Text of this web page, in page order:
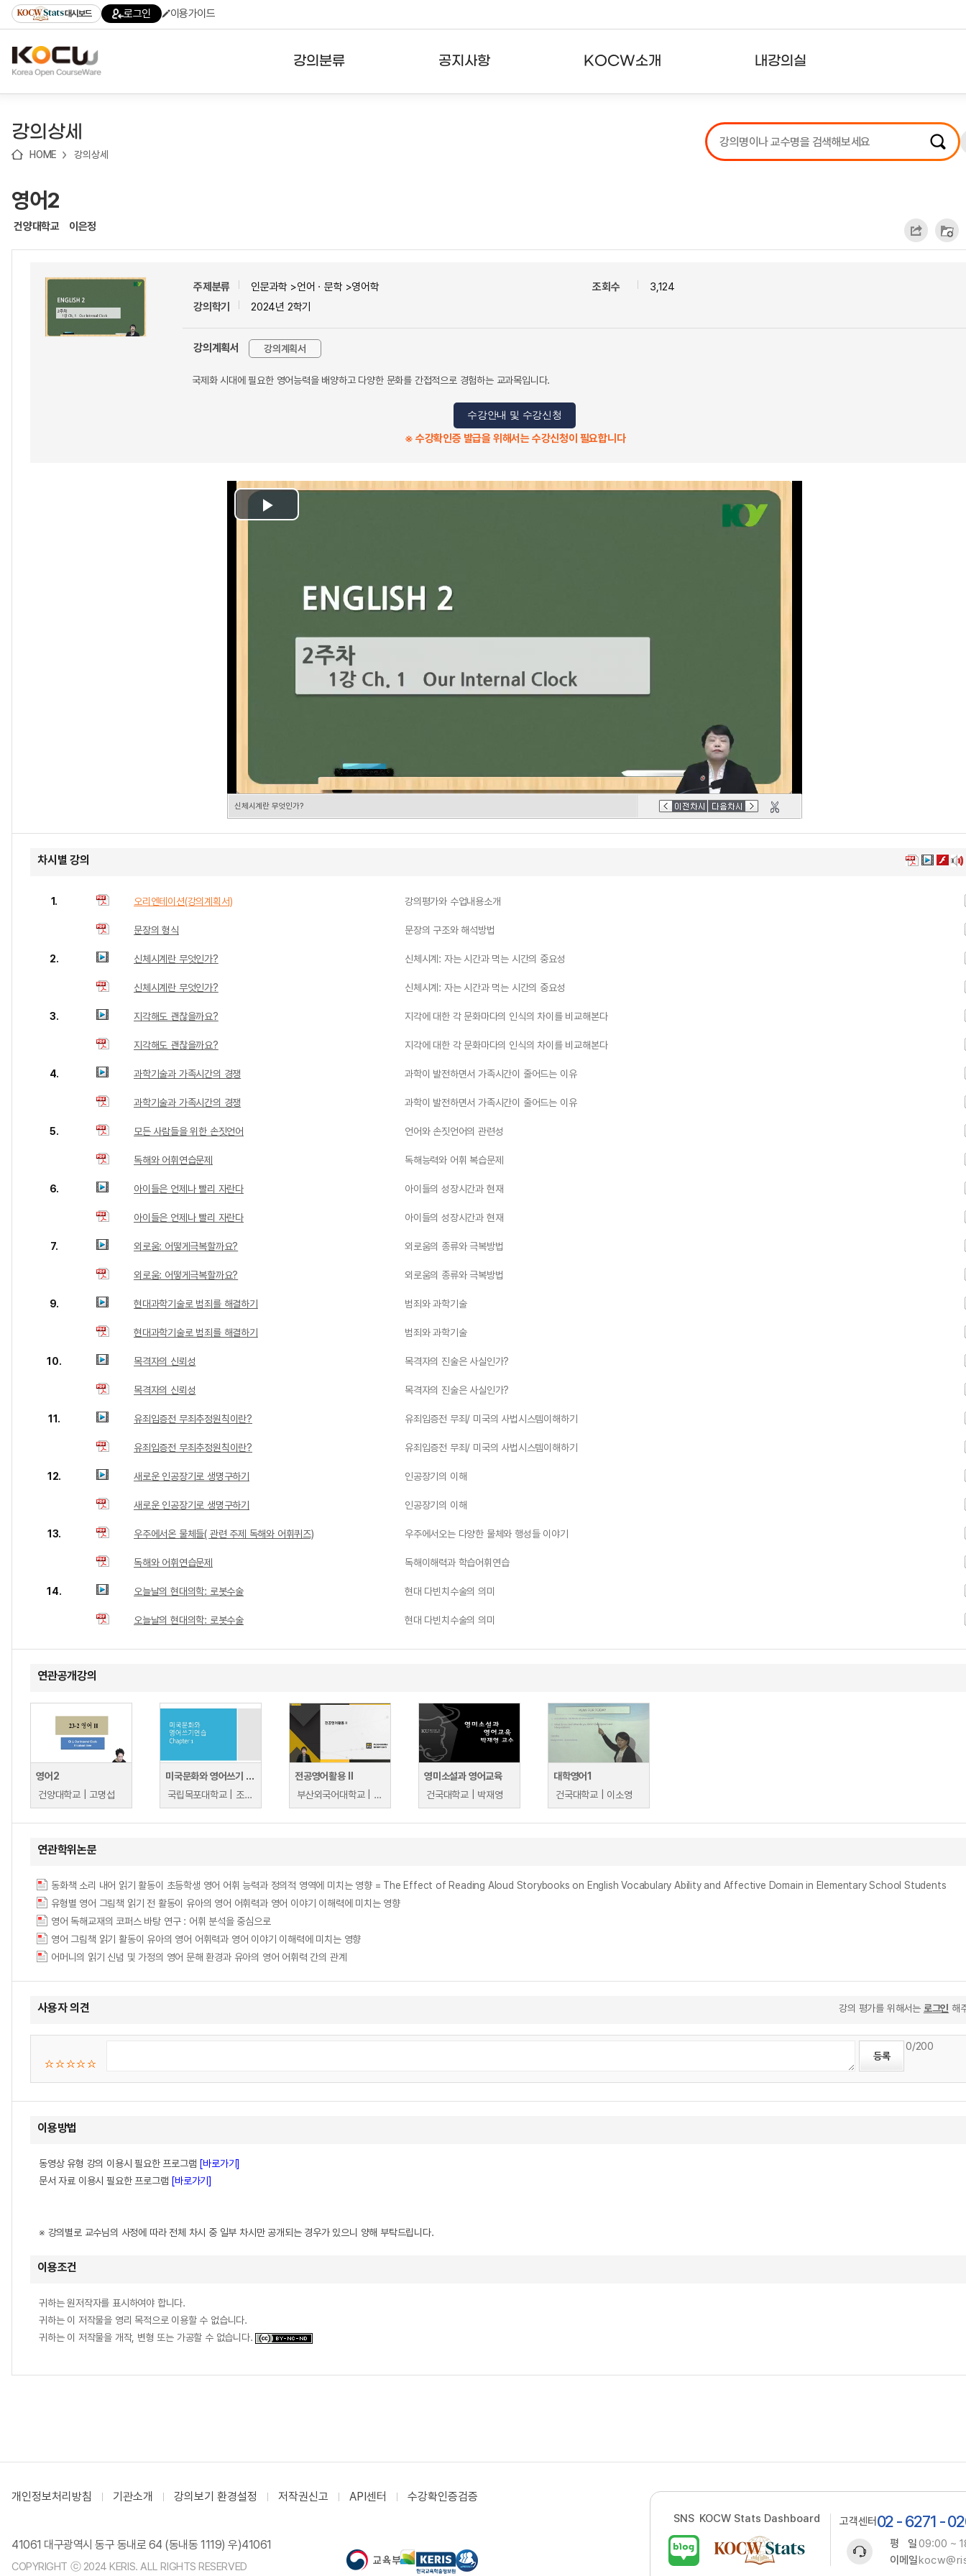
기
기
기
content)
가
대시보드 로그인 이용가이드
강의분류 공지사항 KOCW소개 내강의실
강의리스트
수강확인증강의
강의상세
HOME 강의상세
영어2
건양대학교 이은정
주제분류
인문과학 >언어ㆍ문학 >영어학
강의학기
2024년 2학기
조회수 3,124
강의계획서 강의계획서
국제화 시대에 필요한 영어능력을 배양하고 다양한 문화를 간접적으로 경험하는 교과목입니다.
수강안내 및 수강신청
※ 수강확인증 발급을 위해서는 수강신청이 필요합니다
Play
신체시계란 무엇인가?
차시별 강의
1. 오리엔테이션(강의계획서) 강의평가와 수업내용소개
문장의 형식 문장의 구조와 해석방법
2. 신체시계란 무엇인가? 신체시계: 자는 시간과 먹는 시간의 중요성
신체시계란 무엇인가? 신체시계: 자는 시간과 먹는 시간의 중요성
3. 지각해도 괜찮을까요? 지각에 대한 각 문화마다의 인식의 차이를 비교해본다
지각해도 괜찮을까요? 지각에 대한 각 문화마다의 인식의 차이를 비교해본다
4. 과학기술과 가족시간의 경쟁 과학이 발전하면서 가족시간이 줄어드는 이유
과학기술과 가족시간의 경쟁 과학이 발전하면서 가족시간이 줄어드는 이유
5. 모든 사람들을 위한 손짓언어 언어와 손짓언어의 관련성
독해와 어휘연습문제 독해능력와 어휘 복습문제
6. 아이들은 언제나 빨리 자란다 아이들의 성장시간과 현재
아이들은 언제나 빨리 자란다 아이들의 성장시간과 현재
7. 외로움: 어떻게극복할까요? 외로움의 종류와 극복방법
외로움: 어떻게극복할까요? 외로움의 종류와 극복방법
9. 현대과학기술로 범죄를 해결하기 범죄와 과학기술
현대과학기술로 범죄를 해결하기 범죄와 과학기술
10. 목격자의 신뢰성 목격자의 진술은 사실인가?
목격자의 신뢰성 목격자의 진술은 사실인가?
11. 유죄입증전 무죄추정원칙이란? 유죄입증전 무죄/ 미국의 사법시스템이해하기
유죄입증전 무죄추정원칙이란? 유죄입증전 무죄/ 미국의 사법시스템이해하기
12. 새로운 인공장기로 생명구하기 인공장기의 이해
새로운 인공장기로 생명구하기 인공장기의 이해
13. 우주에서온 물체들( 관련 주제 독해와 어휘퀴즈) 우주에서오는 다양한 물체와 행성들 이야기
독해와 어휘연습문제 독해이해력과 학습어휘연습
14. 오늘날의 현대의학: 로봇수술 현대 다빈치수술의 의미
오늘날의 현대의학: 로봇수술 현대 다빈치수술의 의미
연관공개강의
영어2
건양대학교 | 고명섭
미국문화와 영어쓰기 연습
국립목포대학교 | 조윤경
전공영어활용 Ⅱ
부산외국어대학교 | 송효원
영미소설과 영어교육
건국대학교 | 박재영
대학영어1
건국대학교 | 이소영
연관학위논문
동화책 소리 내어 읽기 활동이 초등학생 영어 어휘 능력과 정의적 영역에 미치는 영향 = The Effect of Reading Aloud Storybooks on English Vocabulary Ability and Affective Domain in Elementary School Students
유형별 영어 그림책 읽기 전 활동이 유아의 영어 어휘력과 영어 이야기 이해력에 미치는 영향
영어 독해교재의 코퍼스 바탕 연구 : 어휘 분석을 중심으로
영어 그림책 읽기 활동이 유아의 영어 어휘력과 영어 이야기 이해력에 미치는 영향
어머니의 읽기 신념 및 가정의 영어 문해 환경과 유아의 영어 어휘력 간의 관계
사용자 의견 강의 평가를 위해서는 로그인 해
0/200
이용방법
동영상 유형 강의 이용시 필요한 프로그램 [바로가기]
문서 자료 이용시 필요한 프로그램 [바로가기]
※ 강의별로 교수님의 사정에 따라 전체 차시 중 일부 차시만 공개되는 경우가 있으니 양해 부탁드립니다.
이용조건
귀하는 원저작자를 표시하여야 합니다.
귀하는 이 저작물을 영리 목적으로 이용할 수 없습니다.
귀하는 이 저작물을 개작, 변형 또는 가공할 수 없습니다.
개인정보처리방침 기관소개 강의보기 환경설정 저작권신고 API센터 수강확인증검증
41061 대구광역시 동구 동내로 64 (동내동 1119) 우)41061
COPYRIGHT ⓒ 2024 KERIS. ALL RIGHTS RESERVED
SNS KOCW Stats Dashboard 고객센터 02 - 6271 -
평 일09:00 ~
이메일